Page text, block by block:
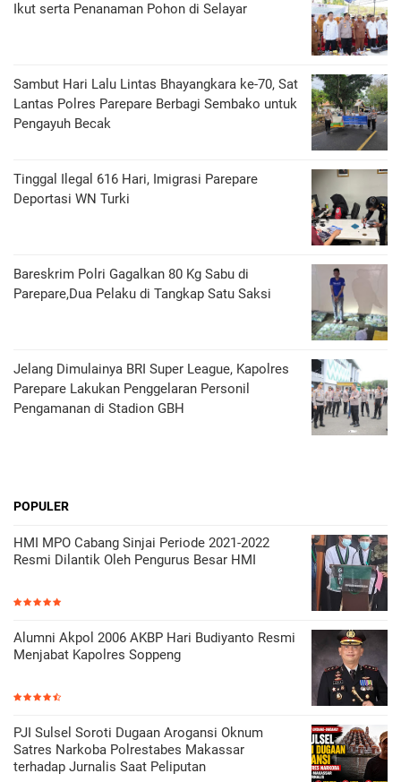
Ikut serta Penanaman Pohon di Selayar
Sambut Hari Lalu Lintas Bhayangkara ke-70, Sat
Lantas Polres Parepare Berbagi Sembako untuk
Pengayuh Becak
Tinggal Ilegal 616 Hari, Imigrasi Parepare
Deportasi WN Turki
Bareskrim Polri Gagalkan 80 Kg Sabu di
Parepare,Dua Pelaku di Tangkap Satu Saksi
Jelang Dimulainya BRI Super League, Kapolres
Parepare Lakukan Penggelaran Personil
Pengamanan di Stadion GBH
POPULER
HMI MPO Cabang Sinjai Periode 2021-2022
Resmi Dilantik Oleh Pengurus Besar HMI
Alumni Akpol 2006 AKBP Hari Budiyanto Resmi
Menjabat Kapolres Soppeng
PJI Sulsel Soroti Dugaan Arogansi Oknum
Satres Narkoba Polrestabes Makassar
terhadap Jurnalis Saat Peliputan